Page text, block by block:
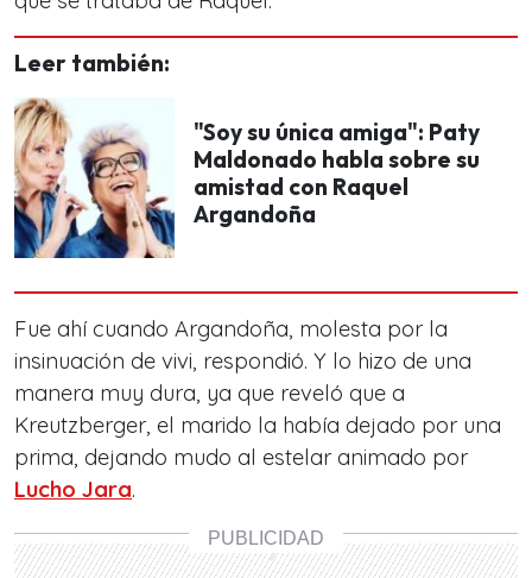
Leer también:
"Soy su única amiga": Paty
Maldonado habla sobre su
amistad con Raquel
Argandoña
Fue ahí cuando Argandoña, molesta por la
insinuación de vivi, respondió. Y lo hizo de una
manera muy dura, ya que reveló que a
Kreutzberger, el marido la había dejado por una
prima, dejando mudo al estelar animado por
Lucho Jara.